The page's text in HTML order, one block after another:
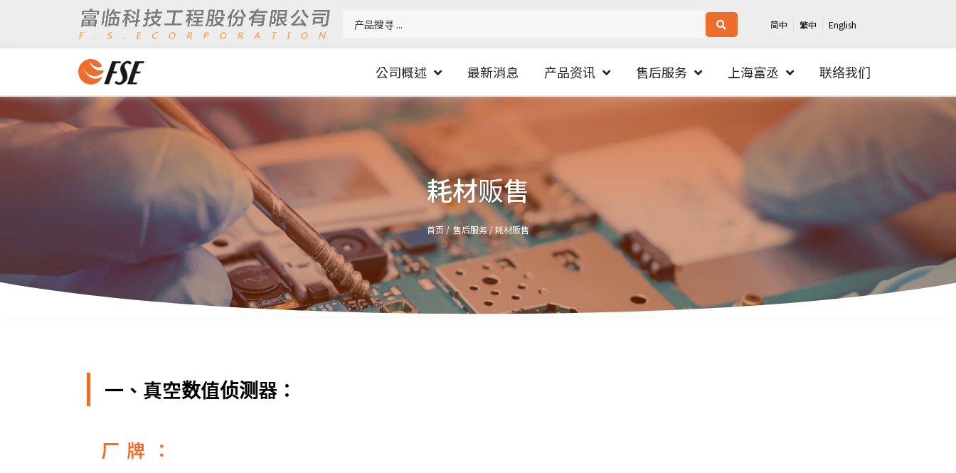
简中 繁中 English
公司概述 最新消息 产品资讯 售后服务 上海富丞 联络我们
耗材贩售
首页 / 售后服务 /耗材贩售
一、真空数值侦测器：
厂牌：